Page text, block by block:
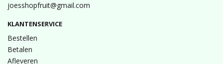
joesshopfruit@gmail.com
KLANTENSERVICE
Bestellen
Betalen
Afleveren